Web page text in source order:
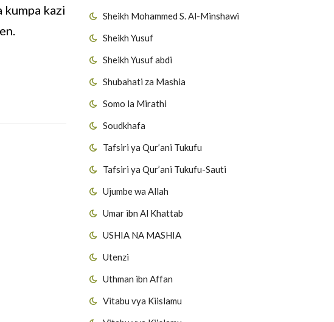
Sheikh Mohammed S. Al-Minshawi
Sheikh Yusuf
Sheikh Yusuf abdi
Shubahati za Mashia
Somo la Mirathi
Soudkhafa
Tafsiri ya Qur’ani Tukufu
Tafsiri ya Qur’ani Tukufu-Sauti
Ujumbe wa Allah
Umar ibn Al Khattab
USHIA NA MASHIA
Utenzi
Uthman ibn Affan
Vitabu vya Kiislamu
kazi